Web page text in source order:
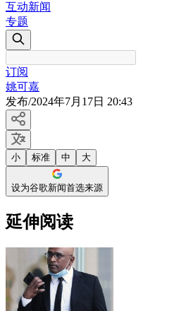
互动新闻
专题
订阅
姚可嘉
发布/2024年7月17日 20:43
小 标准 中 大
设为谷歌新闻首选来源
延伸阅读